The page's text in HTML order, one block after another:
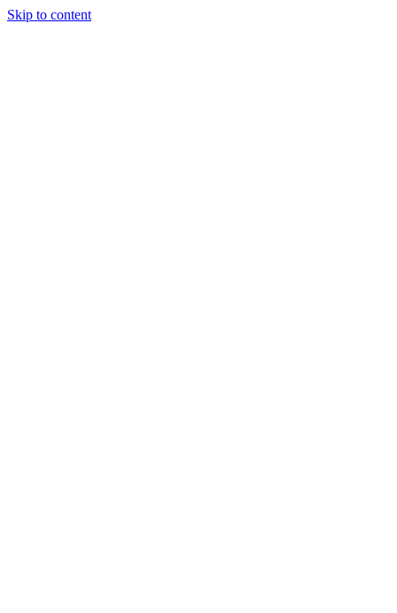
Skip to content